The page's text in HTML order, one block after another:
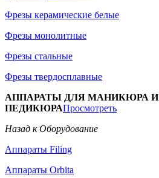
Фрезы керамические белые
Фрезы монолитные
Фрезы стальные
Фрезы твердосплавные
АППАРАТЫ ДЛЯ МАНИКЮРА И
ПЕДИКЮРАПросмотреть
Назад к Оборудование
Аппараты Filing
Аппараты Orbita